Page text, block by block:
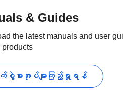
& Guides
the latest manuals and user
products
စွဲစာအုပ်များကြည့်ရှုရန်